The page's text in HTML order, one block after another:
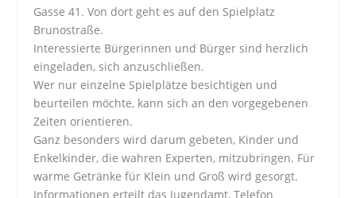
Gasse 41. Von dort geht es auf den Spielplatz
Brunostraße.
Interessierte Bürgerinnen und Bürger sind herzlich
eingeladen, sich anzuschließen.
Wer nur einzelne Spielplätze besichtigen und
beurteilen möchte, kann sich an den vorgegebenen
Zeiten orientieren.
Ganz besonders wird darum gebeten, Kinder und
Enkelkinder, die wahren Experten, mitzubringen. Für
warme Getränke für Klein und Groß wird gesorgt.
Informationen erteilt das Jugendamt, Telefon